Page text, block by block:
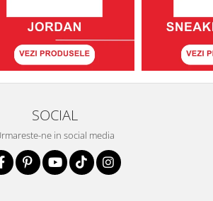
SOCIAL
ne in social media